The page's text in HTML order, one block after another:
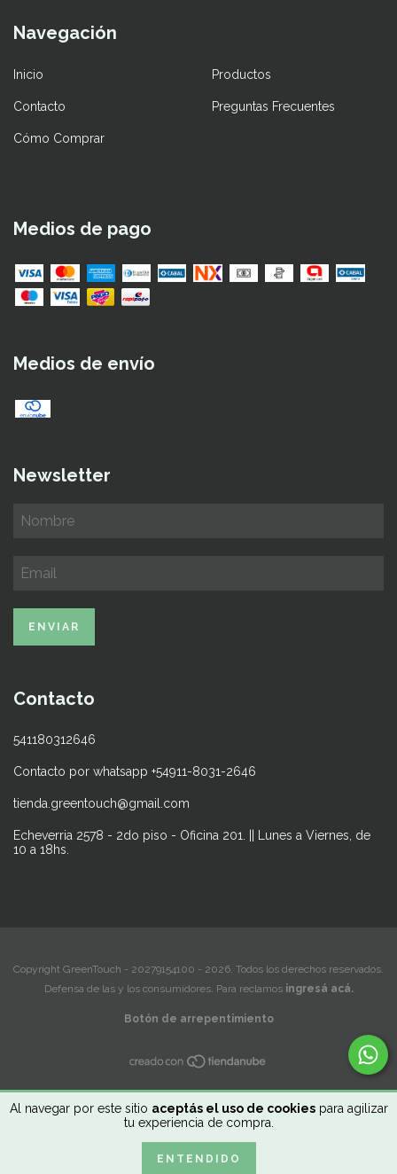
Al navegar por este sitio aceptás el uso de cookiespara agilizar
tu experiencia de compra.
ENTENDIDO
Navegación
Inicio Productos
Contacto Preguntas Frecuentes
Cómo Comprar
Medios de pago
Medios de envío
Newsletter
Contacto
541180312646
Contacto por whatsapp +54911-8031-2646
tienda.greentouch@gmail.com
Echeverria 2578 - 2do piso - Oficina 201. || Lunes a Viernes, de
10 a 18hs.
Copyright GreenTouch - 20279154100 - 2026. Todos los derechos reservados.
Defensa de las y los consumidores. Para reclamos ingresá acá.
Botón de arrepentimiento